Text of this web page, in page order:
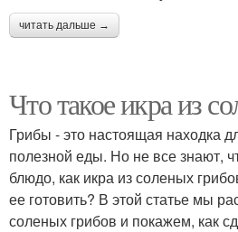
читать дальше →
Что такое икра из
Грибы - это настоящая находка
полезной еды. Но не все знают,
блюдо, как икра из соленых
ее готовить? В этой статье мы
соленых грибов и покажем, как